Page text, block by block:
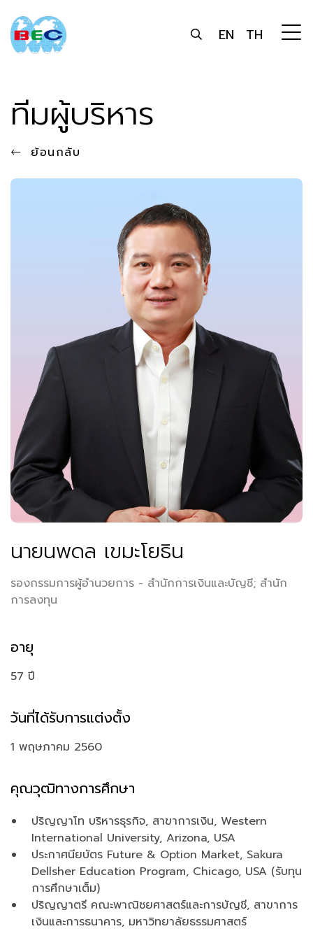
EN TH
ทีมผู้บริหาร
ย้อนกลับ
นายนพดล เขมะโยธิน
รองกรรมการผู้อำนวยการ - สำนักการเงินและบัญชี; สำนัก
การลงทุน
อายุ
57 ปี
วันที่ได้รับการแต่งตั้ง
1 พฤษภาคม 2560
คุณวุฒิทางการศึกษา
ปริญญาโท บริหารธุรกิจ, สาขาการเงิน, Western
International University, Arizona, USA
ประกาศนียบัตร Future & Option Market, Sakura
Dellsher Education Program, Chicago, USA (รับทุน
การศึกษาเต็ม)
ปริญญาตรี คณะพาณิชยศาสตร์และการบัญชี, สาขาการ
เงินและการธนาคาร, มหาวิทยาลัยธรรมศาสตร์